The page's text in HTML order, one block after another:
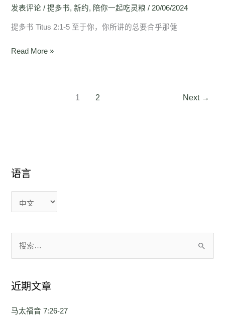
发表评论 /提多书,新约, 陪你一起吃灵粮 / 20/06/2024
提多书 Titus 2:1-5 至于你，你所讲的总要合乎那健
Read More »
1 2 Next →
语言
语
近期文章
马太福音 7:26-27
语